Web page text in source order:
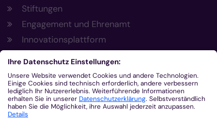
Stiftungen
Engagement und Ehrenamt
Innovationsplattform
Aus der Plattform
Nachrichten
Veranstaltungen
Gottesdienste